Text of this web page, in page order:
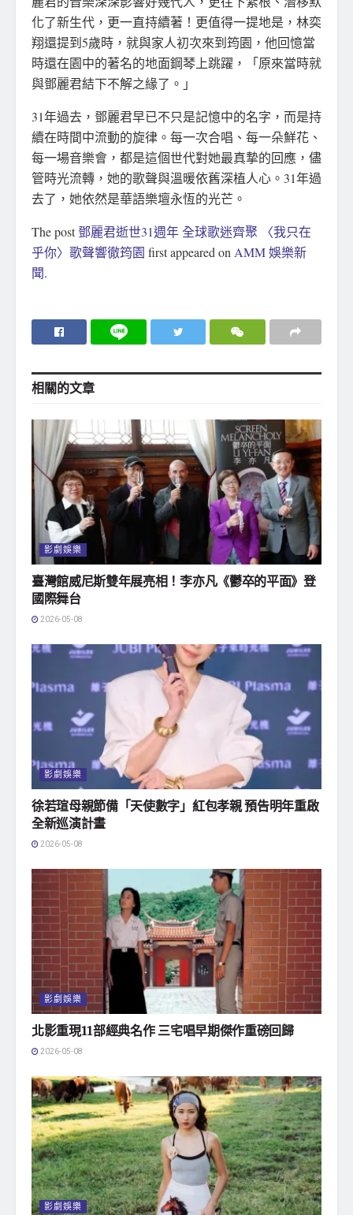
化了新生代，更一直持續著！更值得一提地是，林奕
翔還提到5歲時，就與家人初次來到筠園，他回憶當
時還在園中的著名的地面鋼琴上跳躍，「原來當時就
與鄧麗君結下不解之緣了。」
31年過去，鄧麗君早已不只是記憶中的名字，而是持
續在時間中流動的旋律。每一次合唱、每一朵鮮花、
每一場音樂會，都是這個世代對她最真摯的回應，儘
管時光流轉，她的歌聲與溫暖依舊深植人心。31年過
去了，她依然是華語樂壇永恆的光芒。
The post鄧麗君逝世31週年 全球歌迷齊聚 〈我只在
乎你〉歌聲響徹筠園 first appeared on AMM 娛樂新
聞.
相關的文章
影劇娛樂
臺灣館威尼斯雙年展亮相！李亦凡《鬱卒的平面》登
國際舞台
2026-05-08
影劇娛樂
徐若瑄母親節備「天使數字」紅包孝親 預告明年重啟
全新巡演計畫
2026-05-08
影劇娛樂
北影重現11部經典名作 三宅唱早期傑作重磅回歸
2026-05-08
影劇娛樂